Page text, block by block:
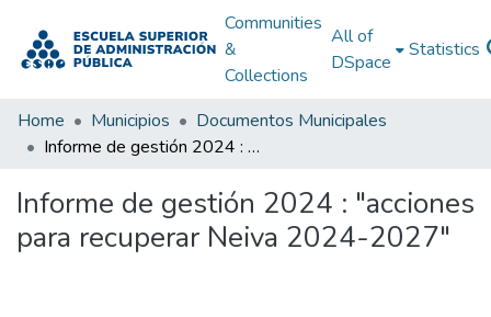
Communities
&
Collections
All of
DSpace
Statistics
Home Municipios
Documentos Municipales
Informe de gestión 2024 : "acciones para recuperar Neiva 2024-2027"
Informe de gestión 2024 : "acciones
para recuperar Neiva 2024-2027"